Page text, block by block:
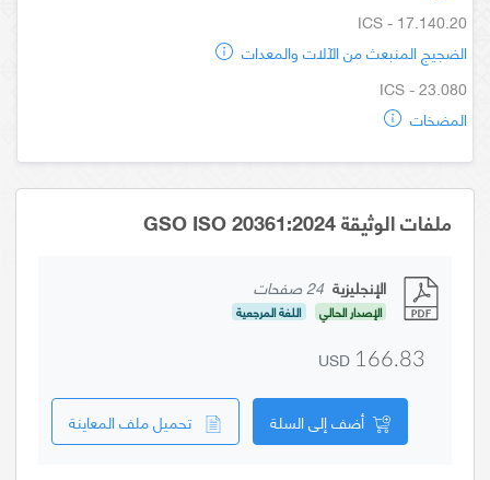
ICS - 17.140.20
الضجيج المنبعث من الآلات والمعدات
ICS - 23.080
المضخات
ملفات الوثيقة GSO ISO 20361:2024
الإنجليزية 24 صفحات
الإصدار الحالي اللغة المرجعية
USD 166.83
أضف إلى السلة تحميل ملف المعاينة